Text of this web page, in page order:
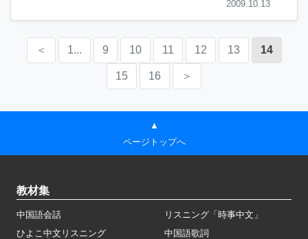
2009.10.13
＜ 1... 9 10 11 12 13 14
15 16 ＞
▲
ページトップへ
教材集
中国語会話
リスニング「時事中文」
ひよこ中文リスニング
中国語歌詞